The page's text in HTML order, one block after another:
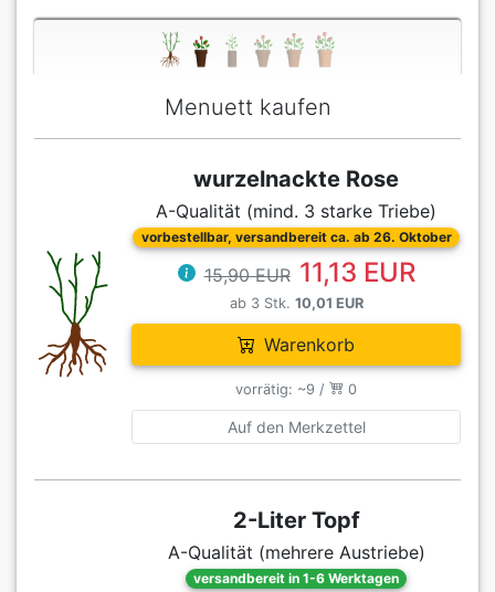
Menuett kaufen
wurzelnackte Rose
A-Qualität (mind. 3 starke Triebe)
vorbestellbar, versandbereit ca. ab 26. Oktober
15,90 EUR 11,13 EUR
ab 3 Stk. 10,01 EUR
Warenkorb
vorrätig: ~9 / 0
Auf den Merkzettel
2-Liter Topf
A-Qualität (mehrere Austriebe)
versandbereit in 1-6 Werktagen